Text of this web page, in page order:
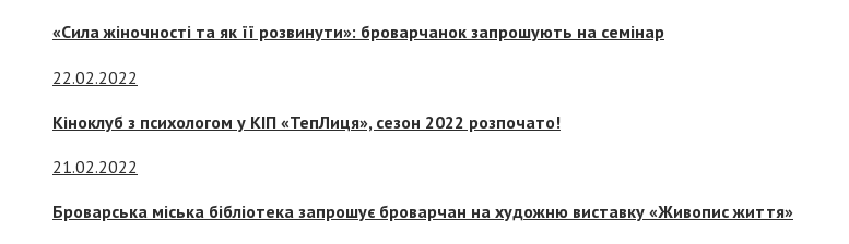
«Сила жіночності та як її розвинути»: броварчанок запрошують на семінар
22.02.2022
Кіноклуб з психологом у КІП «ТепЛиця», сезон 2022 розпочато!
21.02.2022
Броварська міська бібліотека запрошує броварчан на художню виставку «Живопис життя»